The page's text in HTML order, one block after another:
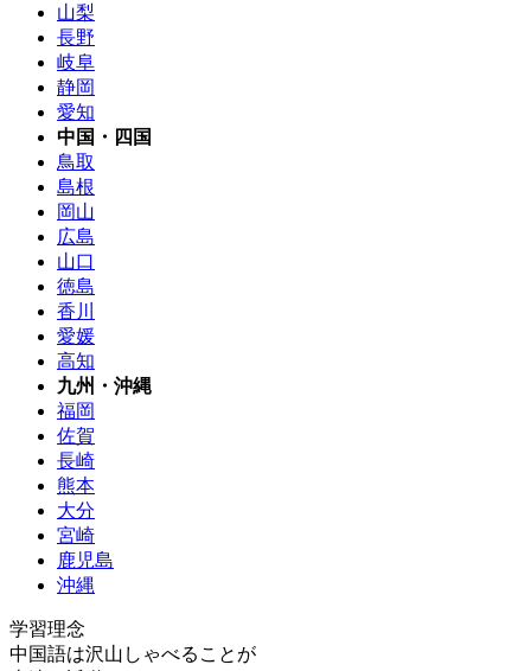
山梨
長野
岐阜
静岡
愛知
中国・四国
鳥取
島根
岡山
広島
山口
徳島
香川
愛媛
高知
九州・沖縄
福岡
佐賀
長崎
熊本
大分
宮崎
鹿児島
沖縄
学習理念
中国語は沢山しゃべることが